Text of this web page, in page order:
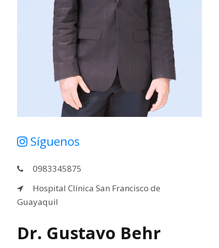
Síguenos
0983345875
Hospital Clínica San Francisco de
Guayaquil
Dr. Gustavo Behr